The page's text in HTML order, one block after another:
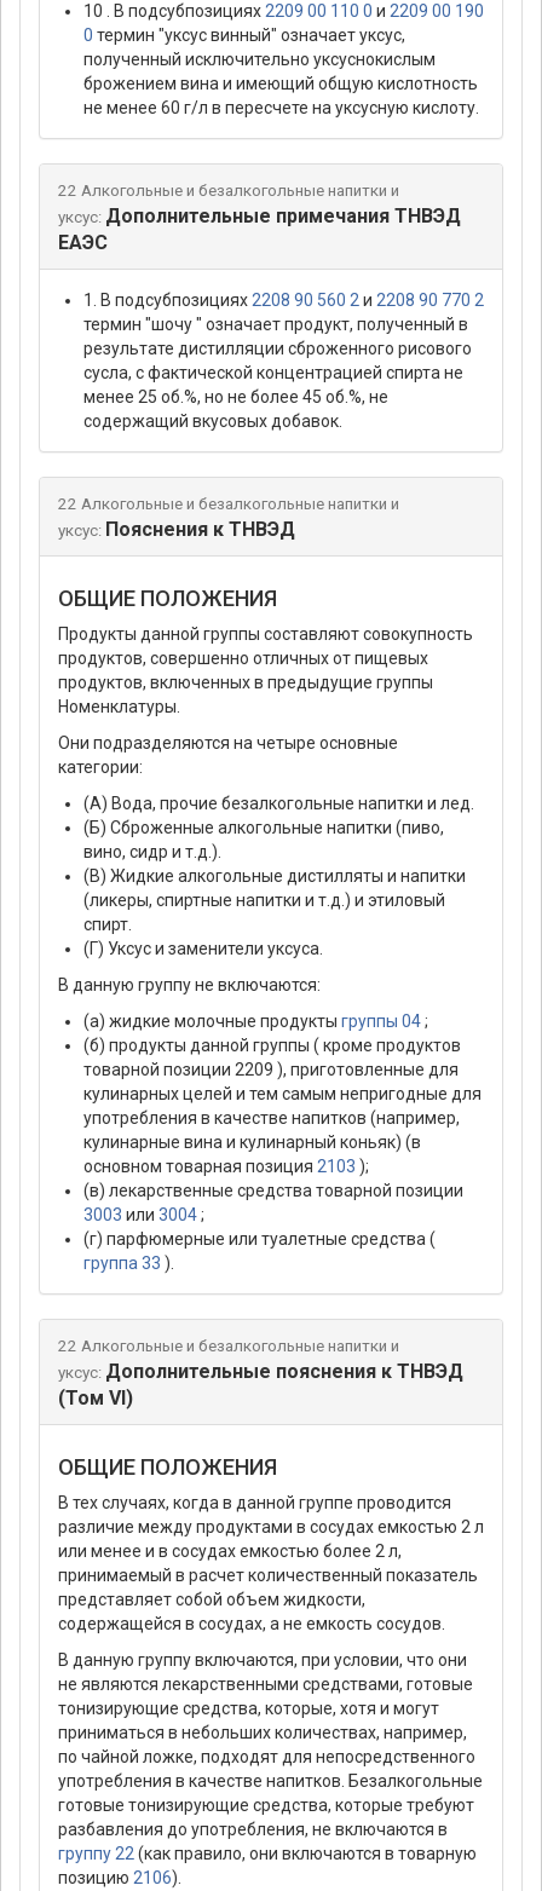
10 . В подсубпозициях 2209 00 110 0 и 2209 00 190
0 термин "уксус винный" означает уксус,
полученный исключительно уксуснокислым
брожением вина и имеющий общую кислотность
не менее 60 г/л в пересчете на уксусную кислоту.
22 Алкогольные и безалкогольные напитки и
уксус: Дополнительные примечания ТНВЭД
ЕАЭС
1. В подсубпозициях 2208 90 560 2 и 2208 90 770 2
термин "шочу " означает продукт, полученный в
результате дистилляции сброженного рисового
сусла, с фактической концентрацией спирта не
менее 25 об.%, но не более 45 об.%, не
содержащий вкусовых добавок.
22 Алкогольные и безалкогольные напитки и
уксус: Пояснения к ТНВЭД
ОБЩИЕ ПОЛОЖЕНИЯ
Продукты данной группы составляют совокупность
продуктов, совершенно отличных от пищевых
продуктов, включенных в предыдущие группы
Номенклатуры.
Они подразделяются на четыре основные
категории:
(А) Вода, прочие безалкогольные напитки и лед.
(Б) Сброженные алкогольные напитки (пиво,
вино, сидр и т.д.).
(В) Жидкие алкогольные дистилляты и напитки
(ликеры, спиртные напитки и т.д.) и этиловый
спирт.
(Г) Уксус и заменители уксуса.
В данную группу не включаются:
(а) жидкие молочные продукты группы 04;
(б) продукты данной группы ( кроме продуктов
товарной позиции 2209 ), приготовленные для
кулинарных целей и тем самым непригодные для
употребления в качестве напитков (например,
кулинарные вина и кулинарный коньяк) (в
основном товарная позиция 2103 );
(в) лекарственные средства товарной позиции
3003 или 3004;
(г) парфюмерные или туалетные средства (
группа 33 ).
22 Алкогольные и безалкогольные напитки и
уксус: Дополнительные пояснения к ТНВЭД
(Том VI)
ОБЩИЕ ПОЛОЖЕНИЯ
В тех случаях, когда в данной группе проводится
различие между продуктами в сосудах емкостью 2 л
или менее и в сосудах емкостью более 2 л,
принимаемый в расчет количественный показатель
представляет собой объем жидкости,
содержащейся в сосудах, а не емкость сосудов.
В данную группу включаются, при условии, что они
не являются лекарственными средствами, готовые
тонизирующие средства, которые, хотя и могут
приниматься в небольших количествах, например,
по чайной ложке, подходят для непосредственного
употребления в качестве напитков. Безалкогольные
готовые тонизирующие средства, которые требуют
разбавления до употребления, не включаются в
группу 22 (как правило, они включаются в товарную
позицию 2106).